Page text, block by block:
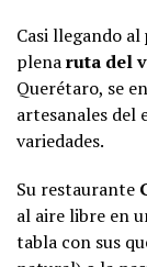
Casi llegando al
plenaruta del
Querétaro, se
artesanales del
variedades.
Su restaurante
al aire libre en
tabla con sus